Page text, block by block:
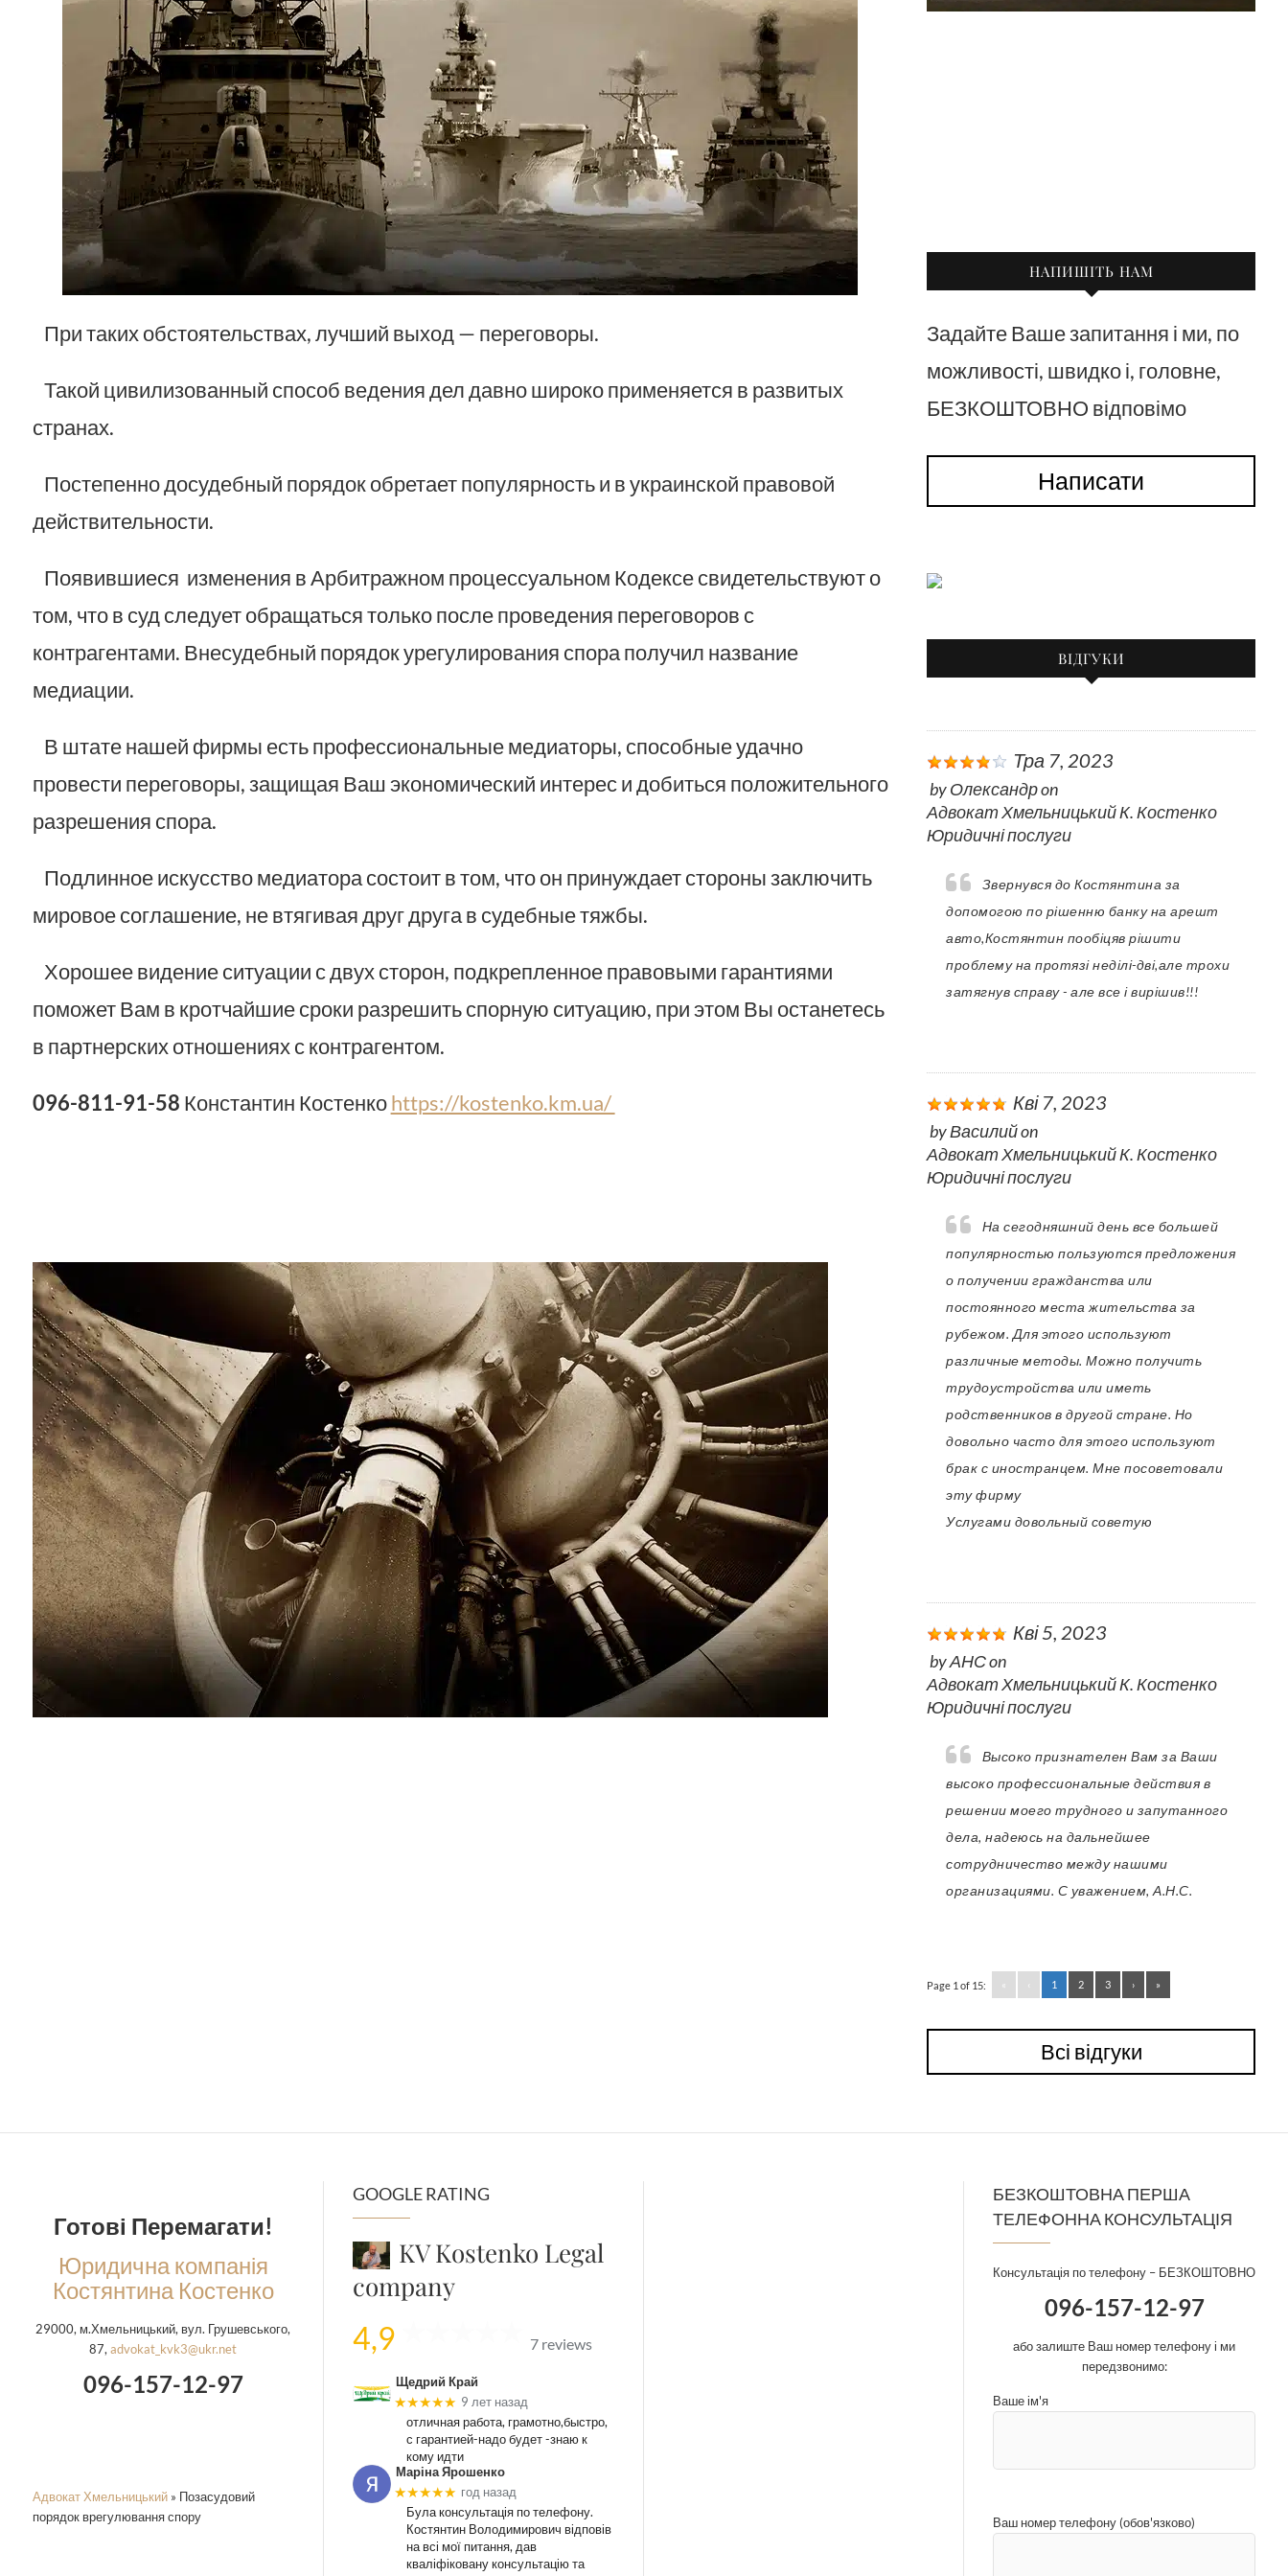
При таких обстоятельствах, лучший выход — переговоры.
Такой цивилизованный способ ведения дел давно широко применяется в развитых
странах.
Постепенно досудебный порядок обретает популярность и в украинской правовой
действительности.
Появившиеся изменения в Арбитражном процессуальном Кодексе свидетельствуют о
том, что в суд следует обращаться только после проведения переговоров с
контрагентами. Внесудебный порядок урегулирования спора получил название
медиации.
В штате нашей фирмы есть профессиональные медиаторы, способные удачно
провести переговоры, защищая Ваш экономический интерес и добиться положительного
разрешения спора.
Подлинное искусство медиатора состоит в том, что он принуждает стороны заключить
мировое соглашение, не втягивая друг друга в судебные тяжбы.
Хорошее видение ситуации с двух сторон, подкрепленное правовыми гарантиями
поможет Вам в кротчайшие сроки разрешить спорную ситуацию, при этом Вы останетесь
в партнерских отношениях с контрагентом.
096-811-91-58 Константин Костенкоhttps://kostenko.km.ua/
НАПИШІТЬ НАМ
Задайте Ваше запитання і ми, по
можливості, швидко і, головне,
БЕЗКОШТОВНО відповімо
Написати
ВІДГУКИ
Тра 7, 2023
byОлександрon
Адвокат Хмельницький К. Костенко
Юридичні послуги
Звернувся до Костянтина за
допомогою по рішенню банку на арешт
авто,Костянтин пообіцяв рішити
проблему на протязі неділі-дві,але трохи
затягнув справу - але все і вирішив!!!
Кві 7, 2023
byВасилийon
Адвокат Хмельницький К. Костенко
Юридичні послуги
На сегодняшний день все большей
популярностью пользуются предложения
о получении гражданства или
постоянного места жительства за
рубежом. Для этого используют
различные методы. Можно получить
трудоустройства или иметь
родственников в другой стране. Но
довольно часто для этого используют
брак с иностранцем. Мне посоветовали
эту фирму
Услугами довольный советую
Кві 5, 2023
byАНСon
Адвокат Хмельницький К. Костенко
Юридичні послуги
Высоко признателен Вам за Ваши
высоко профессиональные действия в
решении моего трудного и запутанного
дела, надеюсь на дальнейшее
сотрудничество между нашими
организациями. С уважением, А.Н.С.
Page 1 of 15: « ‹ 1 2 3 › »
Всі відгуки
Готові Перемагати!
Юридична компанія
Костянтина Костенко
29000, м.Хмельницький, вул. Грушевського,
87,advokat_kvk3@ukr.net
096-157-12-97
Адвокат Хмельницький» Позасудовий
порядок врегулювання спору
GOOGLE RATING
KV Kostenko Legal
company
4,9 7 reviews
Щедрий Край
★★★★★ 9 лет назад
отличная работа, грамотно,быстро,
с гарантией-надо будет -знаю к
кому идти
Маріна Ярошенко
★★★★★ год назад
Була консультація по телефону.
Костянтин Володимирович відповів
на всі мої питання, дав
кваліфіковану консультацію та
БЕЗКОШТОВНА ПЕРША
ТЕЛЕФОННА КОНСУЛЬТАЦІЯ
Консультація по телефону – БЕЗКОШТОВНО
096-157-12-97
або залиште Ваш номер телефону і ми
передзвонимо:
Ваше ім'я
Ваш номер телефону (обов'язково)